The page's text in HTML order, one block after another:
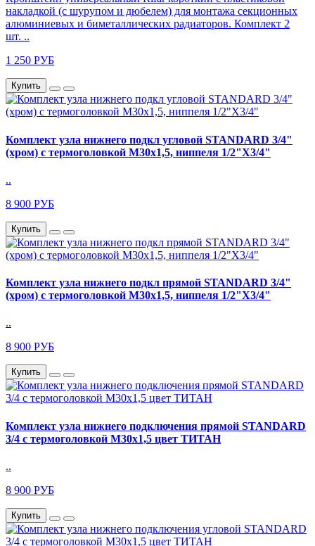
накладкой (с шурупом и дюбелем) для монтажа секционных
алюминиевых и биметаллических радиаторов. Комплект 2
шт. ..
1 250 РУБ
Купить
Комплект узла нижнего подкл угловой STANDARD 3/4"
(хром) с термоголовкой М30х1,5, ниппеля 1/2"Х3/4"
..
8 900 РУБ
Купить
Комплект узла нижнего подкл прямой STANDARD 3/4"
(хром) с термоголовкой М30х1,5, ниппеля 1/2"Х3/4"
..
8 900 РУБ
Купить
Комплект узла нижнего подключения прямой STANDARD
3/4 с термоголовкой М30х1,5 цвет ТИТАН
..
8 900 РУБ
Купить